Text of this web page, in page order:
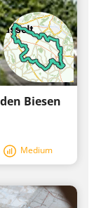
Biesen
Medium